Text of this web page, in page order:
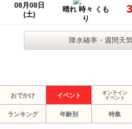
08月08日
(土)
晴れ 時々 くも
り
降水確率・週間天
おでかけ イベント
オンライン
イベント
ランキング 年齢別 特集